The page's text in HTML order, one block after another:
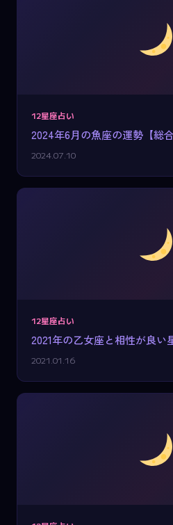
12星座占い
2024年6月の魚座の運勢【総
2024.07.10
12星座占い
2021年の乙女座と相性が良い
2021.01.16